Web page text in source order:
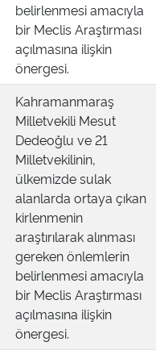
belirlenmesi amacıyla
bir Meclis Araştırması
açılmasına ilişkin
önergesi.
Kahramanmaraş
Milletvekili Mesut
Dedeoğlu ve 21
Milletvekilinin,
ülkemizde sulak
alanlarda ortaya çıkan
kirlenmenin
araştırılarak alınması
gereken önlemlerin
belirlenmesi amacıyla
bir Meclis Araştırması
açılmasına ilişkin
önergesi.